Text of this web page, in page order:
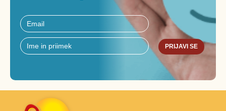
PRIJAVI SE